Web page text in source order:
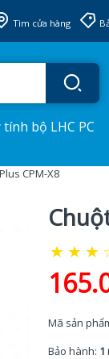
Tìm cửa hàng
tính bộ LHC PC
CPM-X8
★ ★ ★
Mã sản
Bảo hành: 1